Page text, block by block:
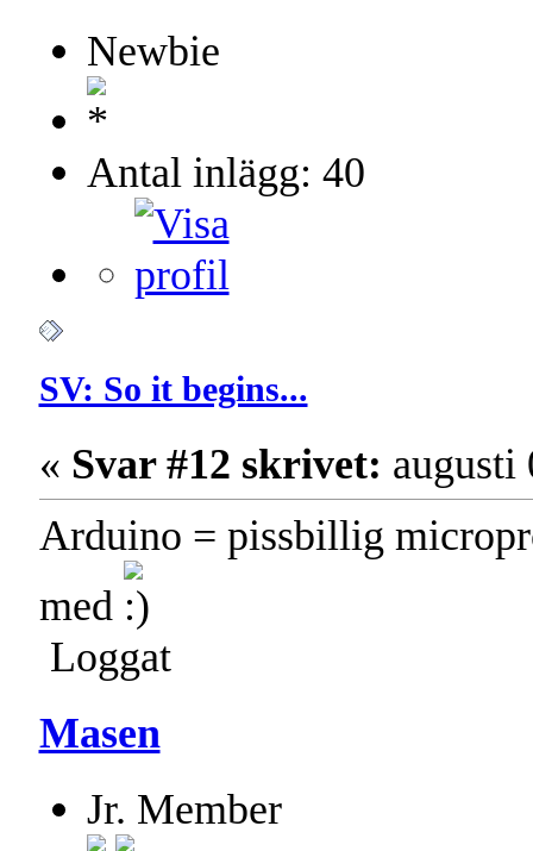
Newbie
Antal inlägg: 40
SV: So it begins...
« Svar #12 skrivet: augusti
Arduino = pissbillig
med
Loggat
Masen
Jr. Member